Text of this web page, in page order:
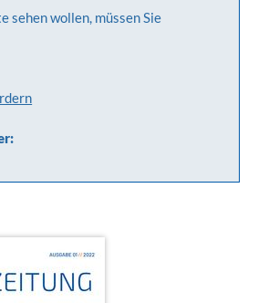
sehen wollen, müssen Sie